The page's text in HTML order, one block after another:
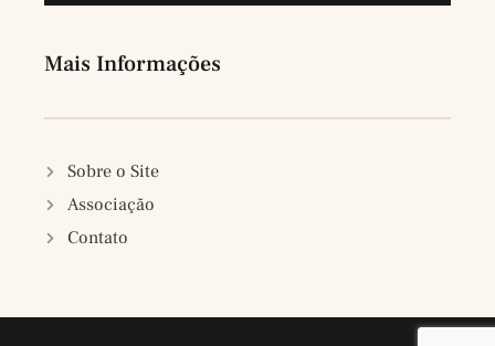
Mais Informações
Sobre o Site
Associação
Contato